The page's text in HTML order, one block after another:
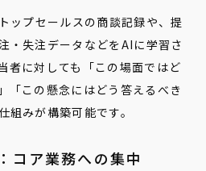
ップセールスの商談記録や、提
・失注データなどをAIに学習さ
者に対しても「この場面ではど
「この懸念にはどう答えるべき
組みが構築可能です。
コア業務への集中